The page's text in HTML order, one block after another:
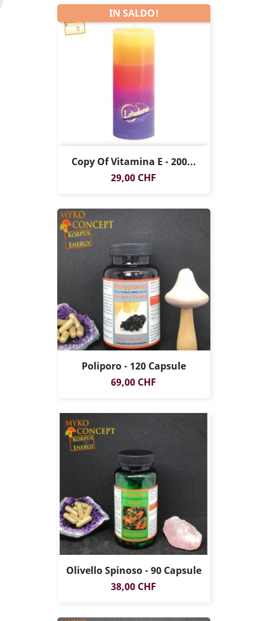
Copy Of Vitamina E - 200...
Prezzo
29,00 CHF
IN SALDO!
Poliporo - 120 Capsule
Prezzo
69,00 CHF
Olivello Spinoso - 90 Capsule
Prezzo
38,00 CHF